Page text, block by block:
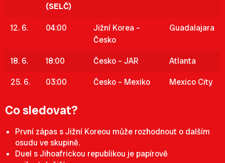
(SELČ)
12. 6. 04:00
Jižní Korea –
Česko
Guadalajara
18. 6. 18:00 Česko – JAR
Atlanta
25. 6.
03:00 Česko – Mexiko Mexico City
Co sledovat?
První zápas s Jižní Koreou může rozhodnout o dalším
osudu ve skupině.
Duel s Jihoafrickou republikou je papírově